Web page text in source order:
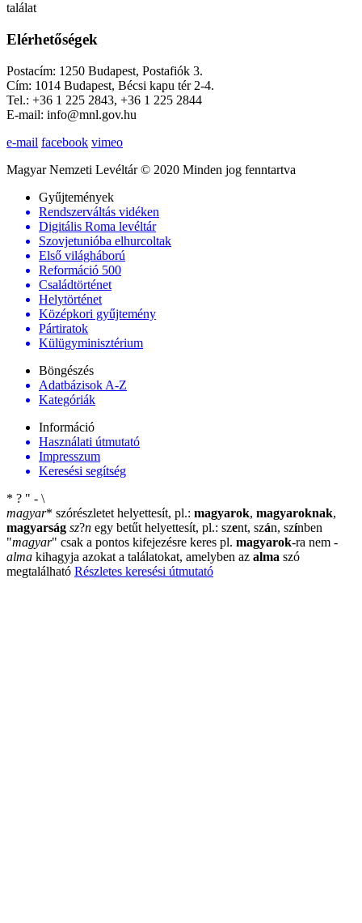
találat
Elérhetőségek
Postacím: 1250 Budapest, Postafiók 3.
Cím: 1014 Budapest, Bécsi kapu tér 2-4.
Tel.: +36 1 225 2843, +36 1 225 2844
E-mail: info@mnl.gov.hu
e-mail facebook vimeo
Magyar Nemzeti Levéltár © 2020 Minden jog fenntartva
Gyűjtemények
Rendszerváltás vidéken
Digitális Roma levéltár
Szovjetunióba elhurcoltak
Első világháború
Reformáció 500
Családtörténet
Helytörténet
Középkori gyűjtemény
Pártiratok
Külügyminisztérium
Böngészés
Adatbázisok A-Z
Kategóriák
Információ
Használati útmutató
Impresszum
Keresési segítség
* ? " - \
magyar* szórészletet helyettesít, pl.: magyarok, magyaroknak,
magyarság sz?n egy betűt helyettesít, pl.: szent, szán, színben
"magyar" csak a pontos kifejezésre keres pl. magyarok-ra nem -
alma kihagyja azokat a találatokat, amelyben az alma szó
megtalálható Részletes keresési útmutató